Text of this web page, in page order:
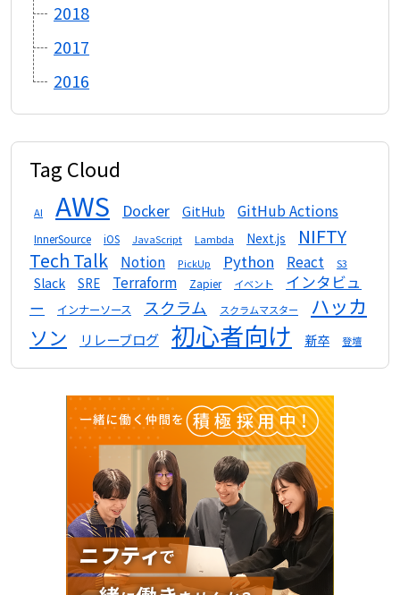
2018
2017
2016
Tag Cloud
AI AWS Docker GitHub GitHub Actions
InnerSource iOS JavaScript Lambda Next.js
NIFTY
Tech Talk
Notion PickUp Python React S3
Slack SRE Terraform Zapier イベント
インタビュ
ー
インナーソース スクラム スクラムマスター
ハッカ
ソン
リレーブログ 初心者向け 新卒 登壇